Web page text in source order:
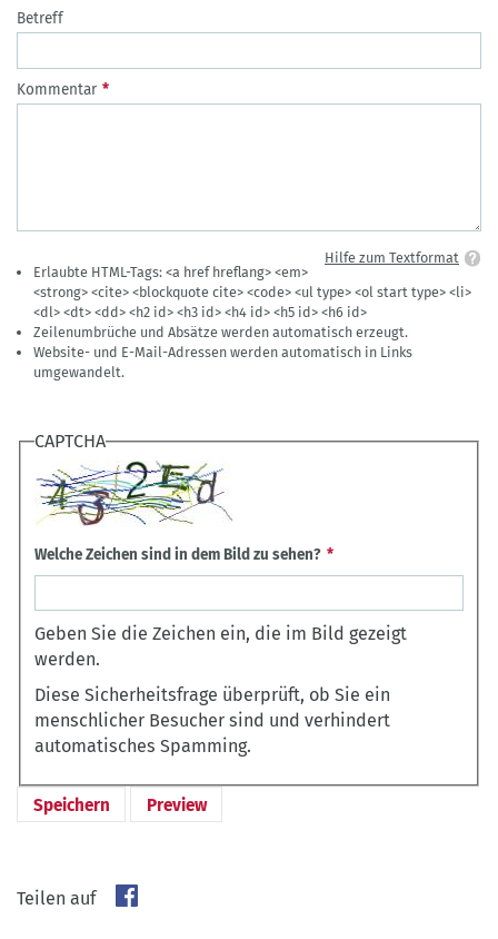
Betreff
Kommentar
Hilfe zum Textformat
Erlaubte HTML-Tags: <a href hreflang> <em>
<strong> <cite> <blockquote cite> <code> <ul type> <ol start type> <li>
<dl> <dt> <dd> <h2 id> <h3 id> <h4 id> <h5 id> <h6 id>
Zeilenumbrüche und Absätze werden automatisch erzeugt.
Website- und E-Mail-Adressen werden automatisch in Links
umgewandelt.
CAPTCHA
Welche Zeichen sind in dem Bild zu sehen?
Geben Sie die Zeichen ein, die im Bild gezeigt
werden.
Diese Sicherheitsfrage überprüft, ob Sie ein
menschlicher Besucher sind und verhindert
automatisches Spamming.
Teilen auf